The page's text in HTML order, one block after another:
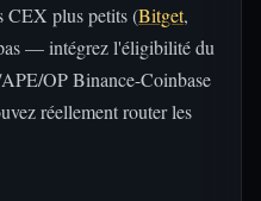
CEX plus petits (Bitget,
— intégrez l'éligibilité du
OP Binance-Coinbase
réellement router les